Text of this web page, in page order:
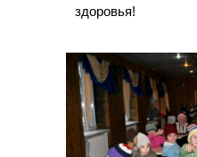
здоровья!